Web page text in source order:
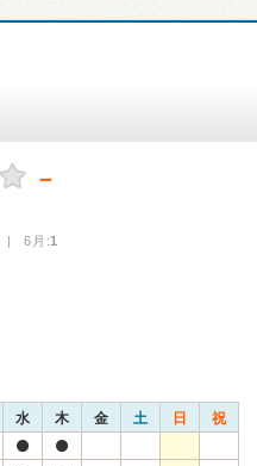
－
| 6月:1
水 木 金 土 日 祝